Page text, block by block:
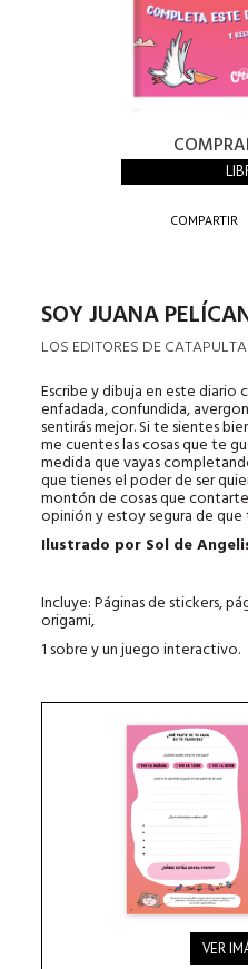
COMPARTIR
SOY JUANA
LOS EDITORES DE CATAPULTA
Escribe y dibuja en este
enfadada, confundida,
sentirás mejor. Si te sientes
me cuentes las cosas que te
medida que vayas
que tienes el poder de ser
montón de cosas que
opinión y estoy segura de que
Ilustrado por Sol de
Incluye: Páginas de stickers,
origami,
1 sobre y un juego interactivo.
VER